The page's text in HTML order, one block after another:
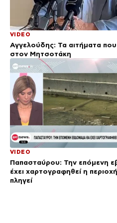
VIDEO
Αγγελούδης: Τα αιτήματα
στον Μητσοτάκη
VIDEO
Παπασταύρου: Την επόμενη
έχει χαρτογραφηθεί η
πληγεί